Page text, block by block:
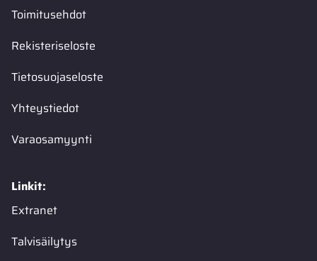
Toimitusehdot
Rekisteriseloste
Tietosuojaseloste
Yhteystiedot
Varaosamyynti
Linkit:
Extranet
Talvisäilytys